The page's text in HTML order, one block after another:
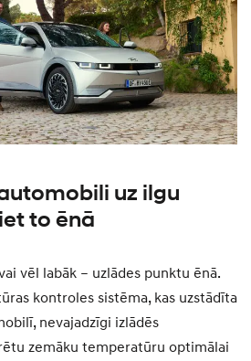
uz ilgu
to ēnā
vēl labāk – uzlādes punktu ēnā.
kontroles sistēma, kas uzstādīta
nevajadzīgi izlādēs
zemāku temperatūru optimālai